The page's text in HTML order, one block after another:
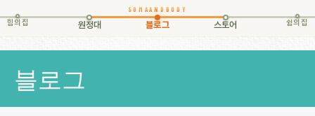
힘의집 원정대 블로그 스토어 쉼의집
블로그